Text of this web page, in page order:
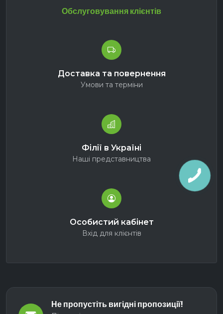
Обслуговування клієнтів
Доставка та повернення
Умови та терміни
Філії в Україні
Наші представництва
Особистий кабінет
Вхід для клієнтів
Не пропустіть вигідні пропозиції!